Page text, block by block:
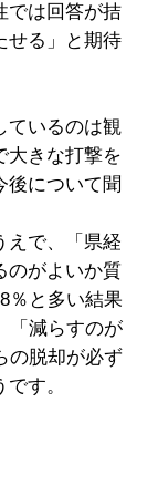
では回答が拮
せる」と期待
ているのは観
大きな打撃を
後について聞
えで、「県経
のがよいか質
％と多い結果
「減らすのが
の脱却が必ず
す。